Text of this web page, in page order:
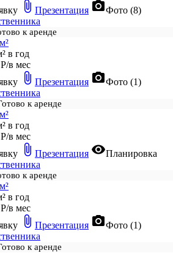
attach_file Презентация photo_cameraФото (8)
к аренде
в год
Р/в мес
attach_file Презентация photo_cameraФото (1)
к аренде
в год
Р/в мес
attach_file Презентация visibilityПланировка
к аренде
в год
Р/в мес
attach_file Презентация photo_cameraФото (1)
к аренде